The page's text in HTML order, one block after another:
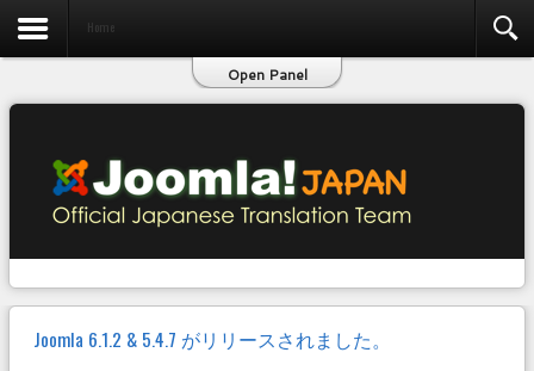
Home
Open Panel
Joomla 6.1.2 & 5.4.7 がリリースされました。